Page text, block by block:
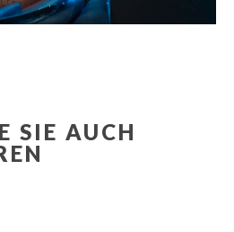
SIE AUCH